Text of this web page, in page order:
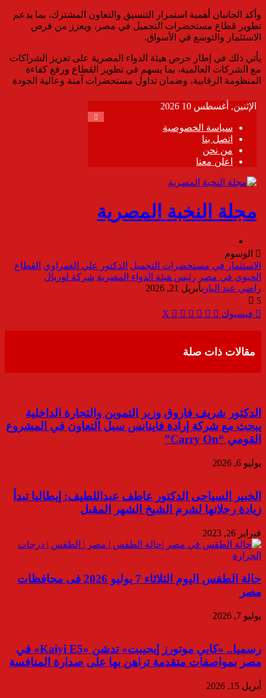
وأكد الجانبان أهمية استمرار التنسيق والتعاون المشترك، بما يدعم
تطوير قطاع مستحضرات التجميل في مصر، ويعزز من فرص
الاستثمار والتوسع في الأسواق.
يأتي ذلك في إطار حرص هيئة الدواء المصرية على تعزيز الشراكات
مع الشركات العالمية، بما يسهم في تطوير القطاع ورفع كفاءة
المنظومة الرقابية، وضمان تداول مستحضرات آمنة وعالية الجودة
الوسوم
الاستثمار في مستحضرات التجميل الدكتور علي الغمراوي القطاع
الحيوي في مصر رئيس هيئة الدواء المصرية شركة لوريال
راضي عبد الباريأبريل 21, 2026
5
فيسبوك
‫X
واتساب
تيلقرامڤايبر
مشاركة
مقالات ذات صلة
الدكتور شريف فاروق وزير التموين والتجارة الداخلية
يبحث مع شركة إرادة فاينانس سبل التعاون في المشروع
القومي “Carry On”
يوليو 6, 2026
الخبير السياحى الدكتور عاطف عبداللطيف: إيطاليا تبدأ
زيادة رحلاتها لشرم الشيخ الشهر المقبل
فبراير 26, 2023
حالة الطقس اليوم الثلاثاء 7 يوليو 2026 فى محافظات
مصر
يوليو 7, 2026
رسميا.. «كايي موتورز إيجيبت» تدشن «Kaiyi E5» في
مصر بمواصفات متقدمة تراهن بها على صدارة المنافسة
أبريل 15, 2026